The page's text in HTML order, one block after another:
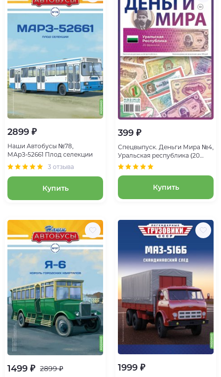
2899 ₽
Наши Автобусы №78,
МАрЗ-52661 Плод селекции
3 отзыва
Купить
399 ₽
Спецвыпуск. Деньги Мира №4,
Уральская республика (20
франков)
Купить
1499 ₽ 2899 ₽ 1999 ₽